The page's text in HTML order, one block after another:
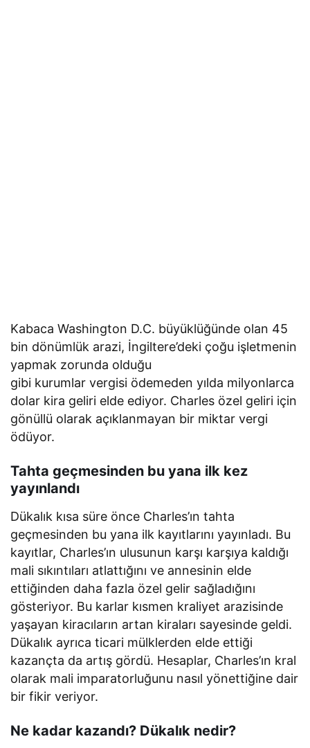
Kabaca Washington D.C. büyüklüğünde olan 45
bin dönümlük arazi, İngiltere’deki çoğu işletmenin
yapmak zorunda olduğu
gibi kurumlar vergisi ödemeden yılda milyonlarca
dolar kira geliri elde ediyor. Charles özel geliri için
gönüllü olarak açıklanmayan bir miktar vergi
ödüyor.
Tahta geçmesinden bu yana ilk kez
yayınlandı
Dükalık kısa süre önce Charles’ın tahta
geçmesinden bu yana ilk kayıtlarını yayınladı. Bu
kayıtlar, Charles’ın ulusunun karşı karşıya kaldığı
mali sıkıntıları atlattığını ve annesinin elde
ettiğinden daha fazla özel gelir sağladığını
gösteriyor. Bu karlar kısmen kraliyet arazisinde
yaşayan kiracıların artan kiraları sayesinde geldi.
Dükalık ayrıca ticari mülklerden elde ettiği
kazançta da artış gördü. Hesaplar, Charles’ın kral
olarak mali imparatorluğunu nasıl yönettiğine dair
bir fikir veriyor.
Ne kadar kazandı? Dükalık nedir?